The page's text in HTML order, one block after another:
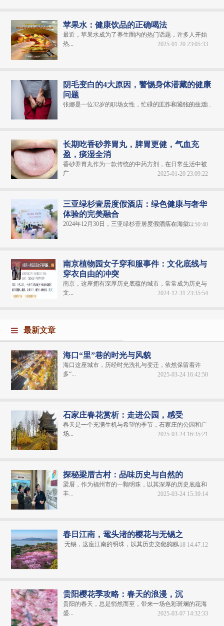
苹果水：健康饮品的正确喝法
最近，苹果水成为了养生圈内的热门话题，许多人开始
热...
2025-01-20 23:05:33
阴毛变白的4大原因，警惕身体潜藏的健康
问题
张娜是一位32岁的职场女性，忙碌的工作和紧张的生活...
2025-01-20 23:11:08
长期吃香砂养胃丸，脾胃更健，气血充
盈，痰湿全消
香砂养胃丸作为一款传统的中药方剂，在日常生活中被
广...
2025-01-20 23:09:22
三亚绿杉壹居度假酒店：绿色健康与奢华
体验的完美融合
2024年12月30日，三亚绿杉壹居度假酒店在海棠...
2025-01-09 03:50:40
南京植物园女子穿和服事件：文化底线与
穿衣自由的冲突
南京，这座拥有深厚历史底蕴的城市，常常成为历史与
文...
2024-12-31 23:35:54
最新文章
海口“里”巷的时光与风貌
海口这座城市，历经时光洗礼与变迁，依然保留着许
多“...
2025-03-24 16:42:50
石家庄春花赏析：走进公园，感受
春天是一个充满生机与希望的季节，石家庄的公园和广
场...
2025-03-24 16:35:21
探秘梁厝古村：品味历史与自然的
梁厝，作为福州市的一颗明珠，以其深厚的历史底蕴和
丰...
2025-03-24 15:39:14
春日江南，鼋头渚的樱花与无锡之
无锡，这座江南的明珠，以其历史文化的积...2025-03-18 14:47:12
贵阳樱花季攻略：春天的浪漫，沉
贵阳的春天，总是悄然而至，带来一场色彩斑斓的花海
盛...
2025-03-07 14:32:33